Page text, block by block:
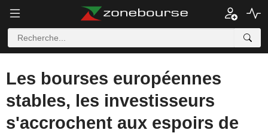
Les bourses européennes
stables, les investisseurs
s'accrochent aux espoirs de